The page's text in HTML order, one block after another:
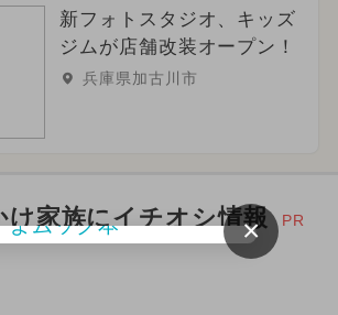
新フォトスタジオ、キッズ
ジムが店舗改装オープン！
兵庫県加古川市
け家族にイチオシ情報 PR
×